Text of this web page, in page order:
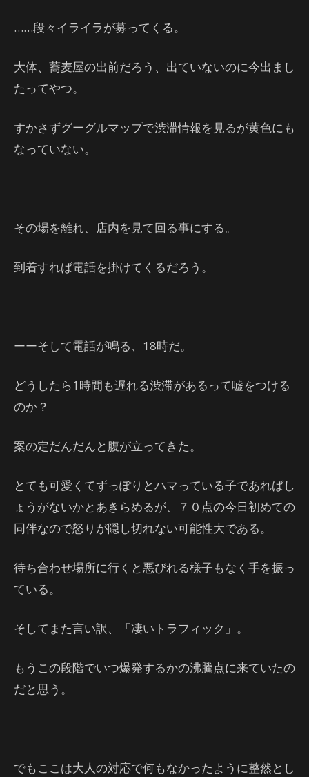
……段々イライラが募ってくる。
大体、蕎麦屋の出前だろう、出ていないのに今出まし
たってやつ。
すかさずグーグルマップで渋滞情報を見るが黄色にも
なっていない。
その場を離れ、店内を見て回る事にする。
到着すれば電話を掛けてくるだろう。
ーーそして電話が鳴る、18時だ。
どうしたら1時間も遅れる渋滞があるって嘘をつける
のか？
案の定だんだんと腹が立ってきた。
とても可愛くてずっぽりとハマっている子であればし
ょうがないかとあきらめるが、７０点の今日初めての
同伴なので怒りが隠し切れない可能性大である。
待ち合わせ場所に行くと悪びれる様子もなく手を振っ
ている。
そしてまた言い訳、「凄いトラフィック」。
もうこの段階でいつ爆発するかの沸騰点に来ていたの
だと思う。
でもここは大人の対応で何もなかったように整然とし